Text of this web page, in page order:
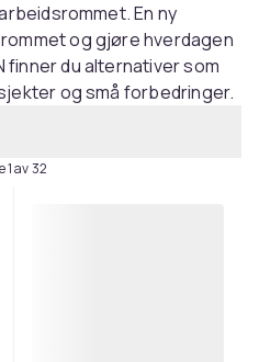
En ny
og gjøre hverdagen
finner du alternativer som
og små forbedringer.
1 av 32